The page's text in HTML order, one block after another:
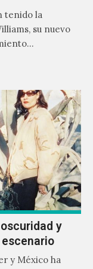
tenido la
su nuevo
y
y México ha